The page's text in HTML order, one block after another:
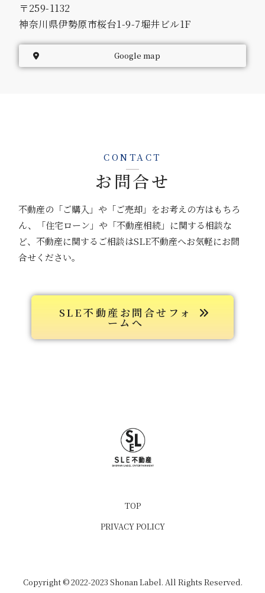
〒259-1132
神奈川県伊勢原市桜台1-9-7堀井ビル1F
Google map
CONTACT
お問合せ
不動産の「ご購入」や「ご売却」をお考えの方はもちろ
ん、「住宅ローン」や「不動産相続」に関する相談な
ど、不動産に関するご相談はSLE不動産へお気軽にお問
合せください。
SLE不動産お問合せフォ
ームへ
TOP
PRIVACY POLICY
Copyright © 2022-2023 Shonan Label. All Rights Reserved.